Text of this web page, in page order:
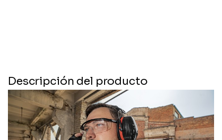
Descripción del producto